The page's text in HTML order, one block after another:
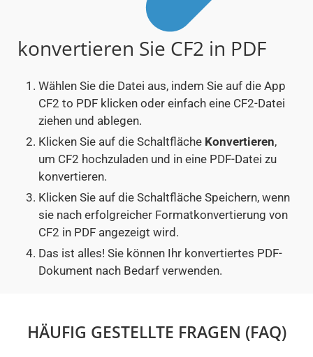
konvertieren Sie CF2 in PDF
Wählen Sie die Datei aus, indem Sie auf die App
CF2 to PDF klicken oder einfach eine CF2-Datei
ziehen und ablegen.
Klicken Sie auf die Schaltfläche Konvertieren,
um CF2 hochzuladen und in eine PDF-Datei zu
konvertieren.
Klicken Sie auf die Schaltfläche Speichern, wenn
sie nach erfolgreicher Formatkonvertierung von
CF2 in PDF angezeigt wird.
Das ist alles! Sie können Ihr konvertiertes PDF-
Dokument nach Bedarf verwenden.
HÄUFIG GESTELLTE FRAGEN (FAQ)